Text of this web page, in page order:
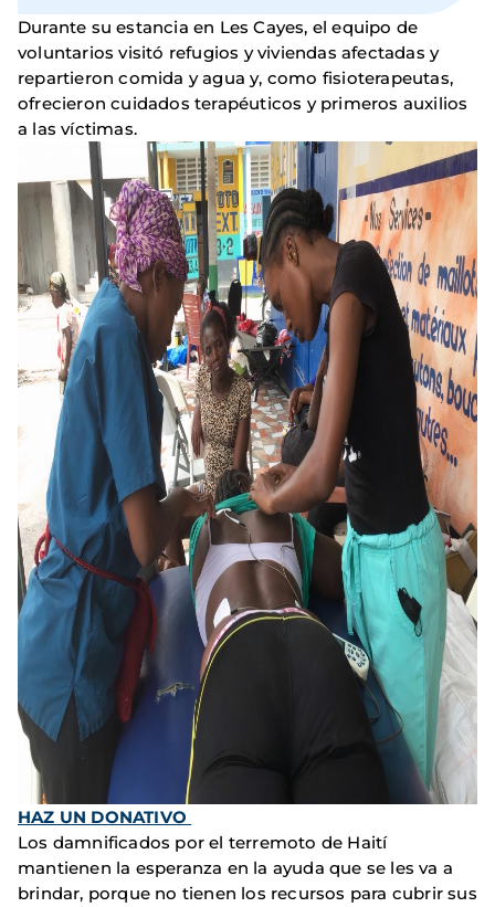
Durante su estancia en Les Cayes, el equipo de
voluntarios visitó refugios y viviendas afectadas y
repartieron comida y agua y, como fisioterapeutas,
ofrecieron cuidados terapéuticos y primeros auxilios
a las víctimas.
HAZ UN DONATIVO
Los damnificados por el terremoto de Haití
mantienen la esperanza en la ayuda que se les va a
brindar, porque no tienen los recursos para cubrir sus